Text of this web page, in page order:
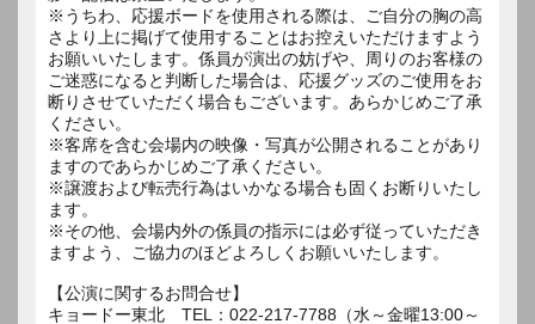
※うちわ、応援ボードを使用される際は、ご自分の胸の高
さより上に掲げて使用することはお控えいただけますよう
お願いいたします。係員が演出の妨げや、周りのお客様の
ご迷惑になると判断した場合は、応援グッズのご使用をお
断りさせていただく場合もございます。あらかじめご了承
ください。
※客席を含む会場内の映像・写真が公開されることがあり
ますのであらかじめご了承ください。
※譲渡および転売行為はいかなる場合も固くお断りいたし
ます。
※その他、会場内外の係員の指示には必ず従っていただき
ますよう、ご協力のほどよろしくお願いいたします。
【公演に関するお問合せ】
キョードー東北 TEL：022-217-7788（水～金曜13:00～